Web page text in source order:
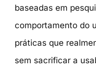
baseadas em
comportamento do
práticas que
sem sacrificar a